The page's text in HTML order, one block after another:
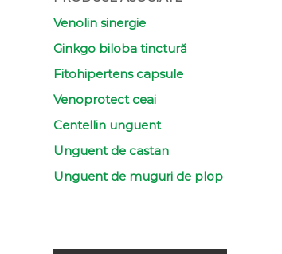
Venolin sinergie
Ginkgo biloba tinctură
Fitohipertens capsule
Venoprotect ceai
Centellin unguent
Unguent de castan
Unguent de muguri de plop